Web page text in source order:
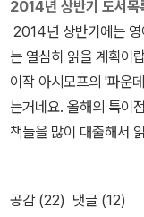
눈빛으로밖에 쓰다듬을
게.” 하고 가볍게 말하
나 자신을 그렇게 좋아
각도 들고, 아직은 막연
어.” 《동네에서 소문난
넘기고 앞서 달려가거
녀석”이 한참 지나도
지난 어느 무렵에 또래
은책집을 보았습니다》,
해력》, 《쉬운 말이 평화
사전》, 《새로 쓰는 비
사전》, 《새로 쓰는 우
께끼 동시》, 《우리말 동
《마을에서 살려낸 우리
blog.naver.com/
고 참 행복하다. 올리
고 보니 많이 읽지는
지금 읽고 있는 책은 바
로 보니 표지가 무척
만 빼고 모두 고운님들
복하게 읽었다.'다시한
^^* 꾸벅' 새로 나온 신
들도 있었고당장 보고
2014년 상반기 도서목
2014년 상반기에는 영
는 열심히 읽을 계획이
이작 아시모프의 '파운
는거네요. 올해의 특이
책들을 많이 대출해서
여름 지금 키우고 있
(11권) 1~6권 오디오
공감 (22) 댓글 (12)